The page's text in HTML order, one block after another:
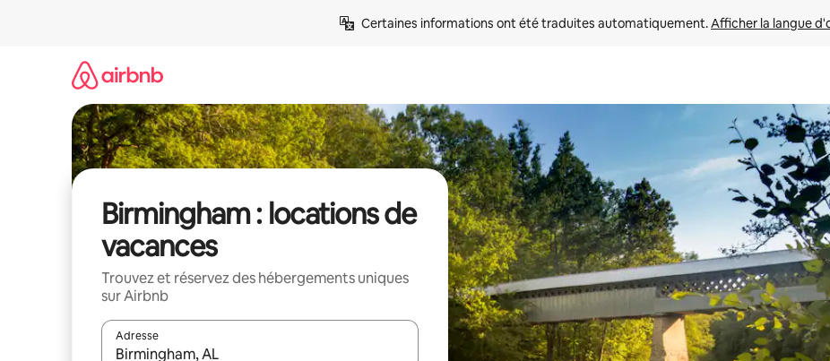
Certaines informations ont été traduites automatiquement. Afficher la langue
Birmingham : locations de
vacances
Trouvez et réservez des hébergements uniques
sur Airbnb
Adresse
Lorsque les résultats s'affichent, utilisez les flèches vers le haut et vers le bas pour les parcourir ou en appuyant et en faisant